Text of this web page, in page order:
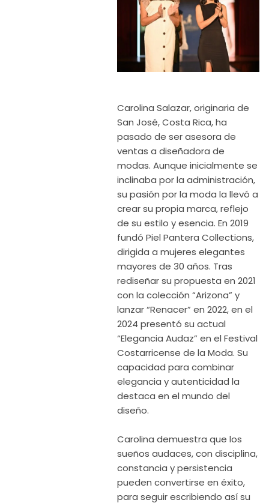
Carolina Salazar, originaria de
San José, Costa Rica, ha
pasado de ser asesora de
ventas a diseñadora de
modas. Aunque inicialmente se
inclinaba por la administración,
su pasión por la moda la llevó a
crear su propia marca, reflejo
de su estilo y esencia. En 2019
fundó Piel Pantera Collections,
dirigida a mujeres elegantes
mayores de 30 años. Tras
rediseñar su propuesta en 2021
con la colección “Arizona” y
lanzar “Renacer” en 2022, en el
2024 presentó su actual
“Elegancia Audaz” en el Festival
Costarricense de la Moda. Su
capacidad para combinar
elegancia y autenticidad la
destaca en el mundo del
diseño.
Carolina demuestra que los
sueños audaces, con disciplina,
constancia y persistencia
pueden convertirse en éxito,
para seguir escribiendo así su